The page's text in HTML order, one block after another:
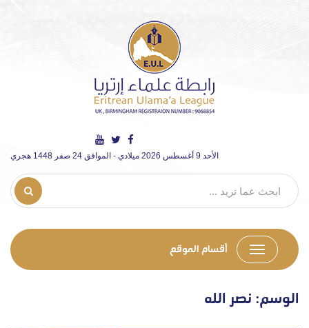
الأحد 9 أغسطس 2026 ميلادي - الموافق 24 صفر 1448 هجري
أقسام الموقع
الوسم:نصر الله